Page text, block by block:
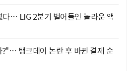
다… LIG 2분기 벌어들인 놀라운 액
?"… 탱크데이 논란 후 바뀐 결제 순